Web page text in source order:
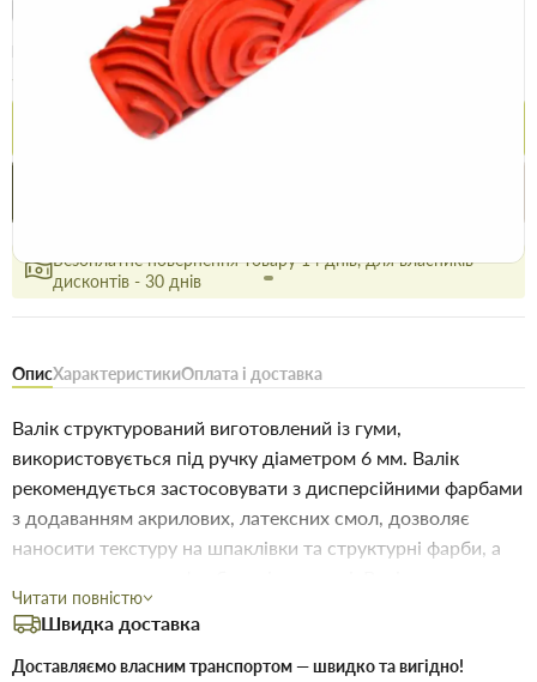
Безкоштовна доставка! Від 15000 грн єВідновлення
337.9 грн
Опт
329.9 грн
Безоплатне повернення товару 14 днів, для власників
дисконтів - 30 днів
ОписХарактеристикиОплата і доставка
Валік структурований виготовлений із гуми,
використовується під ручку діаметром 6 мм. Валік
рекомендується застосовувати з дисперсійними фарбами
з додаванням акрилових, латексних смол, дозволяє
наносити текстуру на шпаклівки та структурні фарби, а
зручно використовувати для нанесення фактурного
малюнка при фарбуванні великих за площею поверхонь.
Рекомендується використовувати для внутрішніх
Читати повністю
Швидка доставка
Доставляємо власним транспортом — швидко та вигідно!